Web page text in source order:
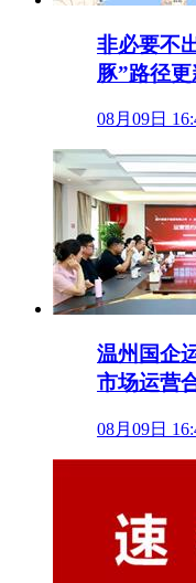
非必要不
豚”路径
08月09日
温州国企
市场运营
08月09日